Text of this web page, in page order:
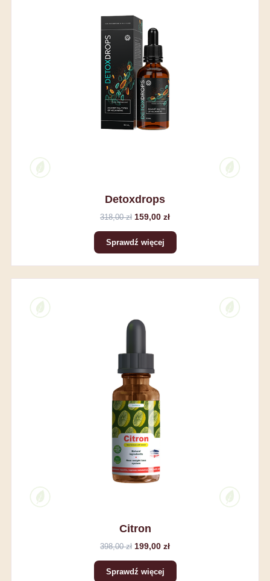
Detoxdrops
318,00 zł 159,00 zł
Sprawdź więcej
Citron
398,00 zł 199,00 zł
Sprawdź więcej